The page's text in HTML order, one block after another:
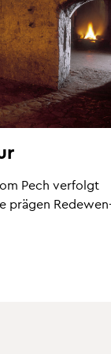
Pech ver­folgt
prä­gen